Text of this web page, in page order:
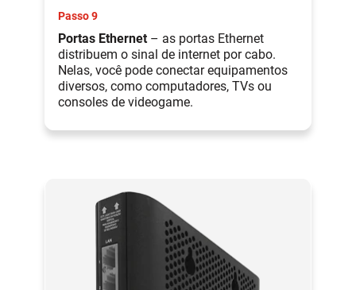
Passo 9
Portas Ethernet – as portas Ethernet
distribuem o sinal de internet por cabo.
Nelas, você pode conectar equipamentos
diversos, como computadores, TVs ou
consoles de videogame.